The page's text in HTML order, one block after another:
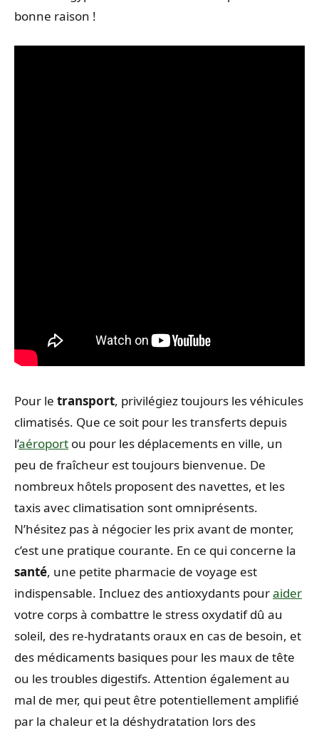
bonne raison !
Pour le transport, privilégiez toujours les véhicules
climatisés. Que ce soit pour les transferts depuis
l’aéroport ou pour les déplacements en ville, un
peu de fraîcheur est toujours bienvenue. De
nombreux hôtels proposent des navettes, et les
taxis avec climatisation sont omniprésents.
N’hésitez pas à négocier les prix avant de monter,
c’est une pratique courante. En ce qui concerne la
santé, une petite pharmacie de voyage est
indispensable. Incluez des antioxydants pouraider
votre corps à combattre le stress oxydatif dû au
soleil, des re-hydratants oraux en cas de besoin, et
des médicaments basiques pour les maux de tête
ou les troubles digestifs. Attention également au
mal de mer, qui peut être potentiellement amplifié
par la chaleur et la déshydratation lors des